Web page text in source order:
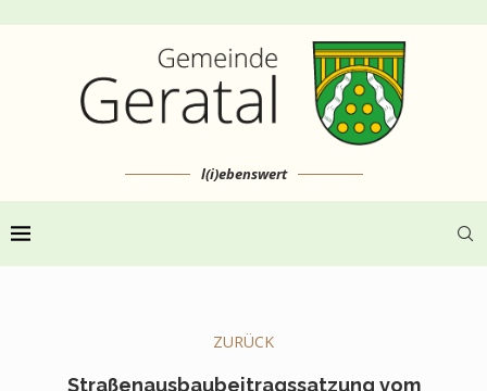
l(i)ebenswert
ZURÜCK
Straßenausbaubeitragssatzung vom